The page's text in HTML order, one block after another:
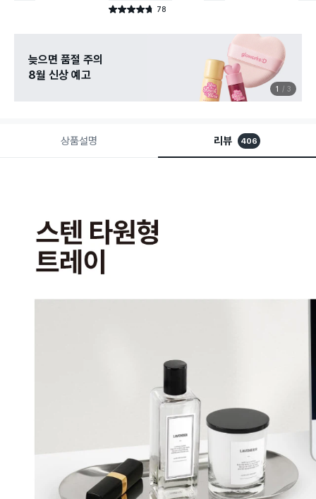
별점 4.7점 78
건 작성
늦으면 품절 주의
8월 신상 예고
1 3
상품설명 리뷰 406